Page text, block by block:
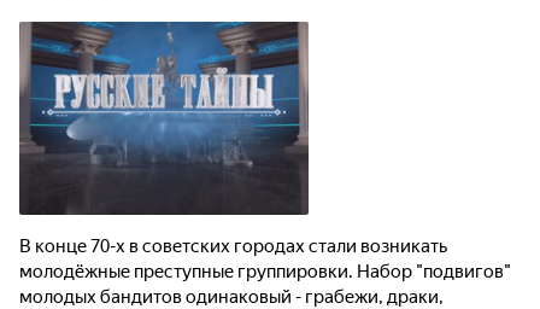
В конце 70-х в советских городах стали возникать
молодёжные преступные группировки. Набор "подвигов"
молодых бандитов одинаковый - грабежи, драки,